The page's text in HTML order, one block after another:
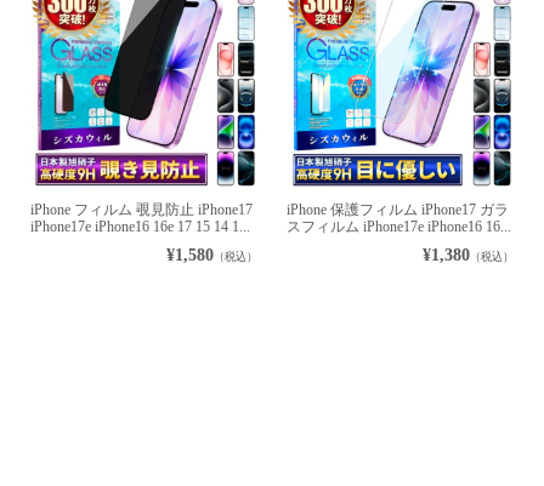
iPhone フィルム 覗見防止 iPhone17
iPhone17e iPhone16 16e 17 15 14 1...
¥1,580（税込）
iPhone 保護フィルム iPhone17 ガラ
スフィルム iPhone17e iPhone16 16...
¥1,380 （税込）